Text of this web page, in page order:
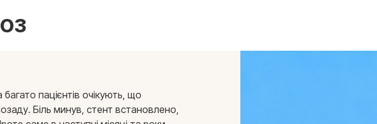
багато пацієнтів очікують, що
Біль минув, стент встановлено,